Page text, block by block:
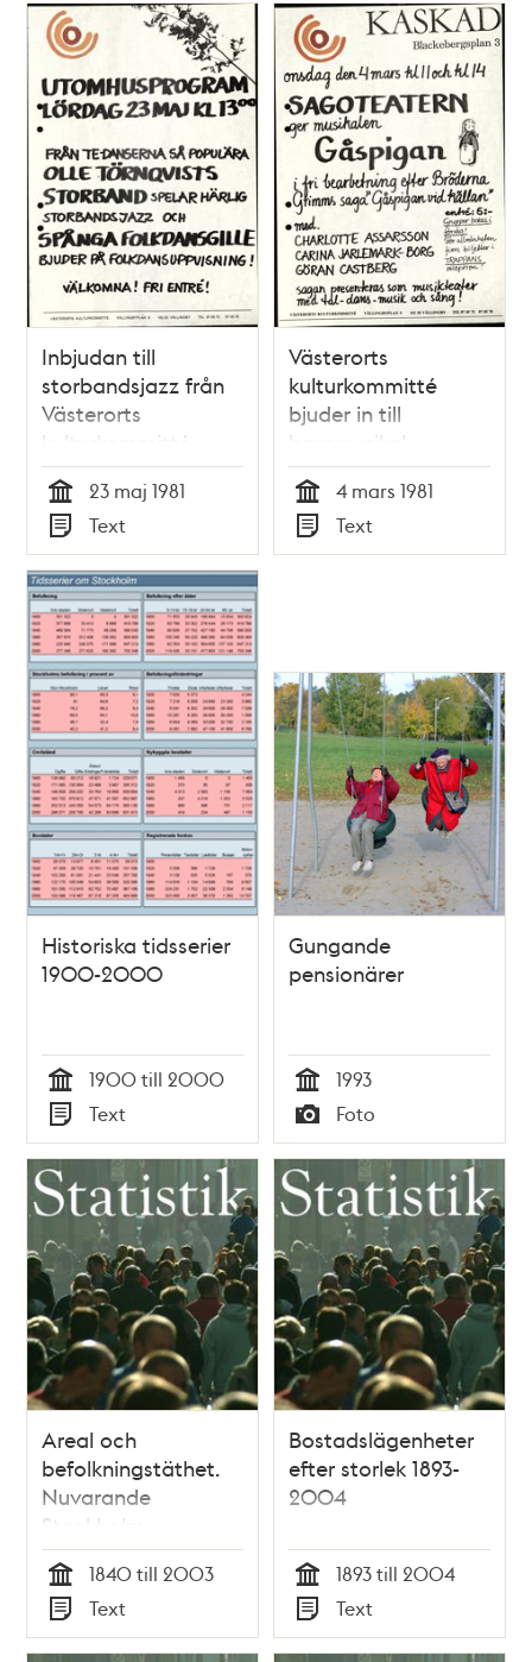
Inbjudan till
storbandsjazz från
Västerorts
kulturkommitté
Tid
23 maj 1981
Typ
Text
Västerorts
kulturkommitté
bjuder in till
barnmusikal
Tid
4 mars 1981
Typ
Text
Historiska tidsserier
1900-2000
Tid
1900 till 2000
Typ
Text
Gungande
pensionärer
Tid
1993
Typ
Foto
Areal och
befolkningstäthet.
Nuvarande
Stockholm
Tid
1840 till 2003
Typ
Text
Bostadslägenheter
efter storlek 1893-
2004
Tid
1893 till 2004
Typ
Text